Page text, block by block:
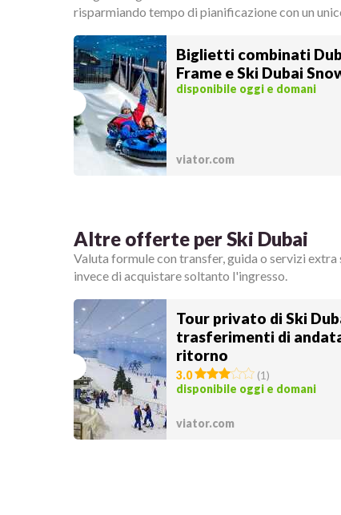
risparmiando tempo di pianificazione con un
Biglietti combinati
Frame e Ski Dubai
disponibile oggi e domani
viator.com
Altre offerte per Ski Dubai
Valuta formule con transfer, guida o servizi extra
invece di acquistare soltanto l'ingresso.
Tour privato di Ski
trasferimenti di
ritorno
3.0 (1)
disponibile oggi e domani
viator.com